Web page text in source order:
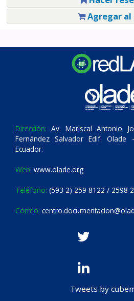
Agregar
Dirección: Av. Mariscal Antonio
Fernández Salvador Edif.
Ecuador.
Web: www.olade.org
Teléfono: (593 2) 259 8122 / 2598
Correo:
Tweets by